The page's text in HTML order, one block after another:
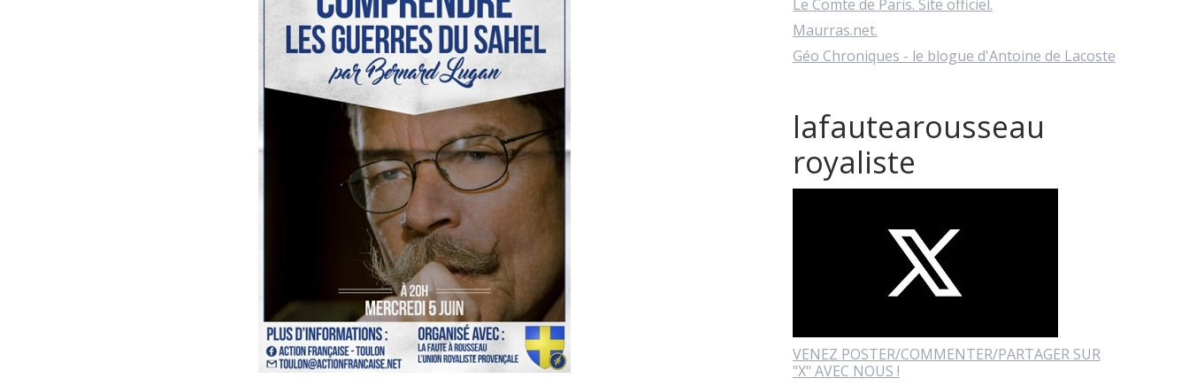
Le Comte de Paris. Site officiel.
Maurras.net.
Géo Chroniques - le blogue d'Antoine de Lacoste
lafautearousseau
royaliste
VENEZ POSTER/COMMENTER/PARTAGER SUR
"X" AVEC NOUS !